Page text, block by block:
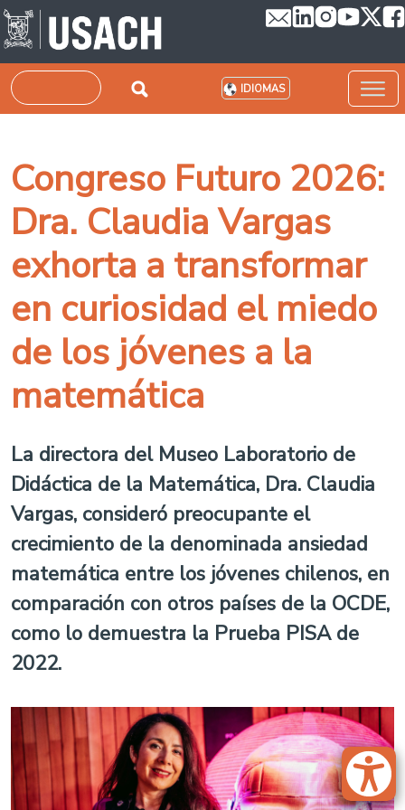
Pasar al contenido principal
Buscar IDIOMAS
Congreso Futuro 2026:
Dra. Claudia Vargas
exhorta a transformar
en curiosidad el miedo
de los jóvenes a la
matemática
La directora del Museo Laboratorio de
Didáctica de la Matemática, Dra. Claudia
Vargas, consideró preocupante el
crecimiento de la denominada ansiedad
matemática entre los jóvenes chilenos, en
comparación con otros países de la OCDE,
como lo demuestra la Prueba PISA de
2022.